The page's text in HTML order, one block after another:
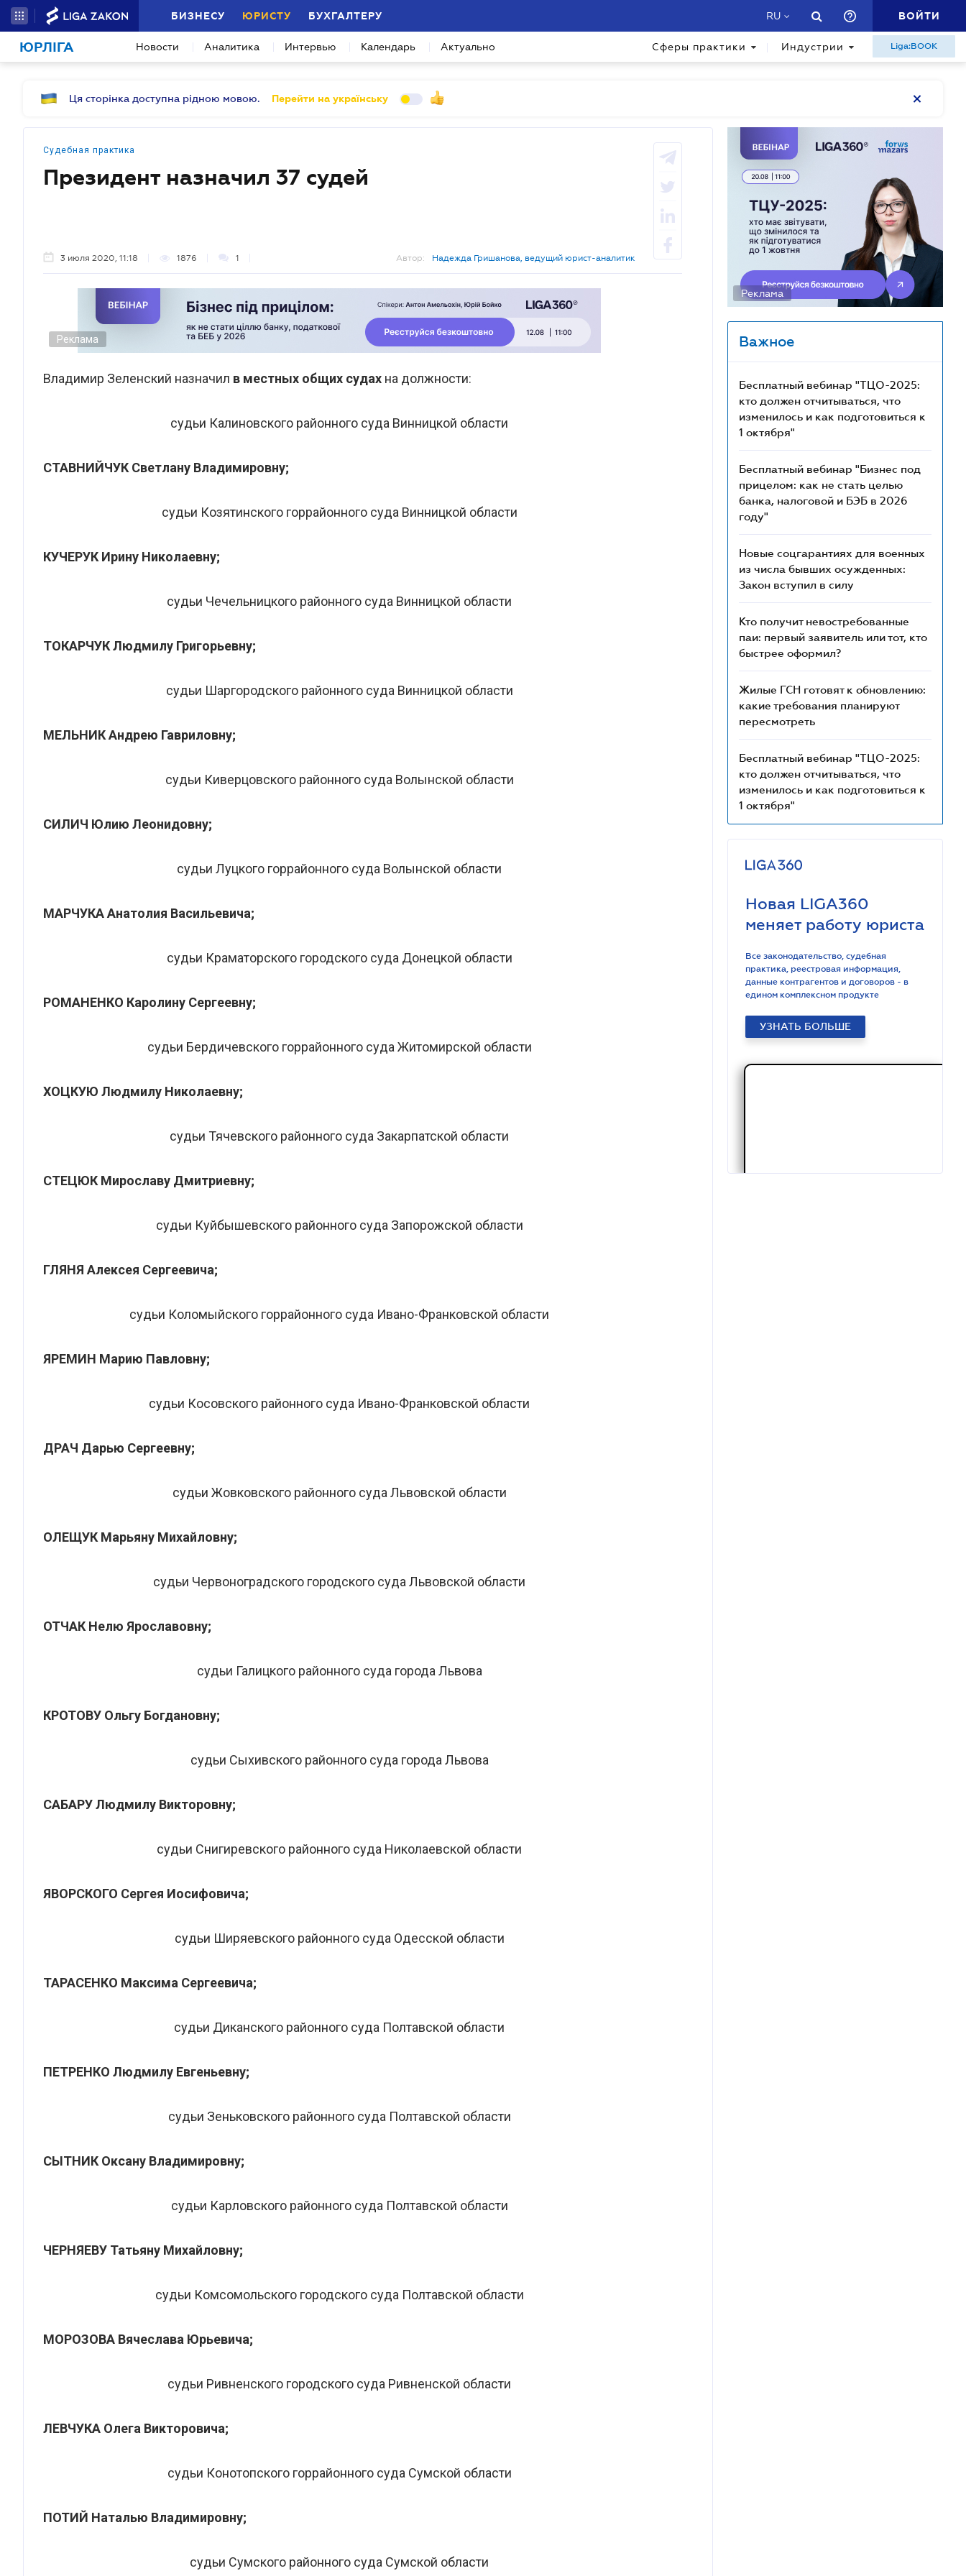
БИЗНЕСУ ЮРИСТУ БУХГАЛТЕРУ RU ВОЙТИ
ЮРЛІГА Новости Аналитика Интервью Календарь Актуально Сферы практики Индустрии Liga:BOOK
Ця сторінка доступна рідною мовою. Перейти на українську
Судебная практика
Президент назначил 37 судей
3 июля 2020, 11:18 1876 1 Автор: Надежда Гришанова, ведущий юрист-аналитик
Реклама
Владимир Зеленский назначил в местных общих судах на должности:
судьи Калиновского районного суда Винницкой области
СТАВНИЙЧУК Светлану Владимировну;
судьи Козятинского горрайонного суда Винницкой области
КУЧЕРУК Ирину Николаевну;
судьи Чечельницкого районного суда Винницкой области
ТОКАРЧУК Людмилу Григорьевну;
судьи Шаргородского районного суда Винницкой области
МЕЛЬНИК Андрею Гавриловну;
судьи Киверцовского районного суда Волынской области
СИЛИЧ Юлию Леонидовну;
судьи Луцкого горрайонного суда Волынской области
МАРЧУКА Анатолия Васильевича;
судьи Краматорского городского суда Донецкой области
РОМАНЕНКО Каролину Сергеевну;
судьи Бердичевского горрайонного суда Житомирской области
ХОЦКУЮ Людмилу Николаевну;
судьи Тячевского районного суда Закарпатской области
СТЕЦЮК Мирославу Дмитриевну;
судьи Куйбышевского районного суда Запорожской области
ГЛЯНЯ Алексея Сергеевича;
судьи Коломыйского горрайонного суда Ивано-Франковской области
ЯРЕМИН Марию Павловну;
судьи Косовского районного суда Ивано-Франковской области
ДРАЧ Дарью Сергеевну;
судьи Жовковского районного суда Львовской области
ОЛЕЩУК Марьяну Михайловну;
судьи Червоноградского городского суда Львовской области
ОТЧАК Нелю Ярославовну;
судьи Галицкого районного суда города Львова
КРОТОВУ Ольгу Богдановну;
судьи Сыхивского районного суда города Львова
САБАРУ Людмилу Викторовну;
судьи Снигиревского районного суда Николаевской области
ЯВОРСКОГО Сергея Иосифовича;
судьи Ширяевского районного суда Одесской области
ТАРАСЕНКО Максима Сергеевича;
судьи Диканского районного суда Полтавской области
ПЕТРЕНКО Людмилу Евгеньевну;
судьи Зеньковского районного суда Полтавской области
СЫТНИК Оксану Владимировну;
судьи Карловского районного суда Полтавской области
ЧЕРНЯЕВУ Татьяну Михайловну;
судьи Комсомольского городского суда Полтавской области
МОРОЗОВА Вячеслава Юрьевича;
судьи Ривненского городского суда Ривненской области
ЛЕВЧУКА Олега Викторовича;
судьи Конотопского горрайонного суда Сумской области
ПОТИЙ Наталью Владимировну;
судьи Сумского районного суда Сумской области
Реклама
Важное
Бесплатный вебинар "ТЦО-2025:
кто должен отчитываться, что
изменилось и как подготовиться к
1 октября"
Бесплатный вебинар "Бизнес под
прицелом: как не стать целью
банка, налоговой и БЭБ в 2026
году"
Новые соцгарантиях для военных
из числа бывших осужденных:
Закон вступил в силу
Кто получит невостребованные
паи: первый заявитель или тот, кто
быстрее оформил?
Жилые ГСН готовят к обновлению:
какие требования планируют
пересмотреть
Бесплатный вебинар "ТЦО-2025:
кто должен отчитываться, что
изменилось и как подготовиться к
1 октября"
Новая LIGA360
меняет работу юриста
Все законодательство, судебная
практика, реестровая информация,
данные контрагентов и договоров - в
едином комплексном продукте
УЗНАТЬ БОЛЬШЕ